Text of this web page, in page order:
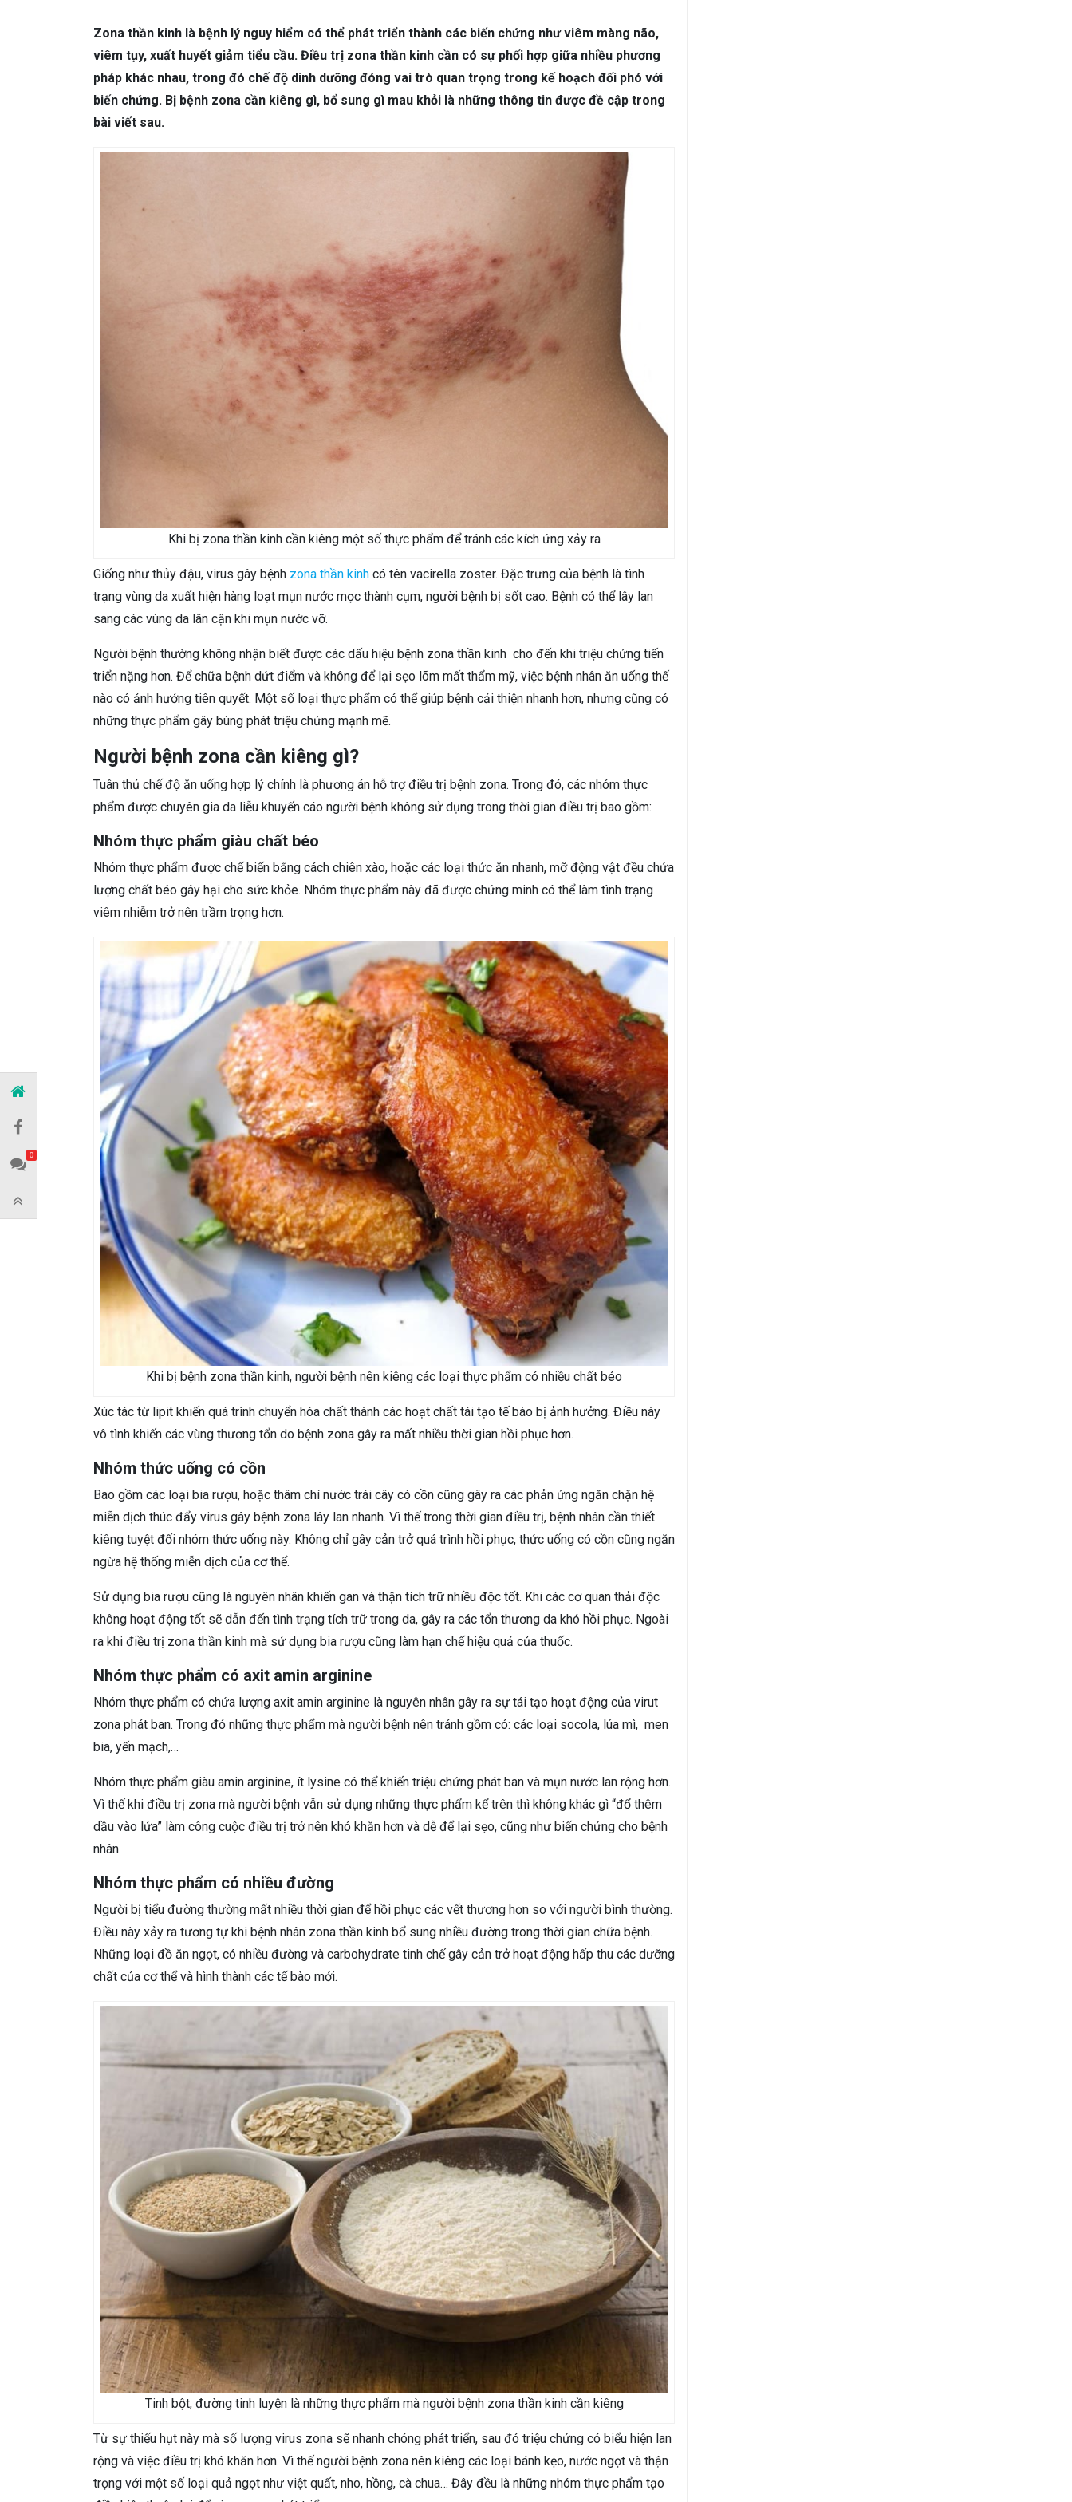
NHA KHOA Viêm Nướu Răng Sâu Răng Viêm Nha Chu Đau Răng Răng Ê Buốt
Zona thần kinh là bệnh lý nguy hiểm có thể phát triển thành các biến chứng như viêm màng não,
viêm tụy, xuất huyết giảm tiểu cầu. Điều trị zona thần kinh cần có sự phối hợp giữa nhiều phương
pháp khác nhau, trong đó chế độ dinh dưỡng đóng vai trò quan trọng trong kế hoạch đối phó với
biến chứng. Bị bệnh zona cần kiêng gì, bổ sung gì mau khỏi là những thông tin được đề cập trong
bài viết sau.
Khi bị zona thần kinh cần kiêng một số thực phẩm để tránh các kích ứng xảy ra
Giống như thủy đậu, virus gây bệnh zona thần kinh có tên vacirella zoster. Đặc trưng của bệnh là tình
trạng vùng da xuất hiện hàng loạt mụn nước mọc thành cụm, người bệnh bị sốt cao. Bệnh có thể lây lan
sang các vùng da lân cận khi mụn nước vỡ.
Người bệnh thường không nhận biết được các dấu hiệu bệnh zona thần kinh cho đến khi triệu chứng tiến
triển nặng hơn. Để chữa bệnh dứt điểm và không để lại sẹo lõm mất thẩm mỹ, việc bệnh nhân ăn uống thế
nào có ảnh hưởng tiên quyết. Một số loại thực phẩm có thể giúp bệnh cải thiện nhanh hơn, nhưng cũng có
những thực phẩm gây bùng phát triệu chứng mạnh mẽ.
Người bệnh zona cần kiêng gì?
Tuân thủ chế độ ăn uống hợp lý chính là phương án hỗ trợ điều trị bệnh zona. Trong đó, các nhóm thực
phẩm được chuyên gia da liễu khuyến cáo người bệnh không sử dụng trong thời gian điều trị bao gồm:
Nhóm thực phẩm giàu chất béo
Nhóm thực phẩm được chế biến bằng cách chiên xào, hoặc các loại thức ăn nhanh, mỡ động vật đều chứa
lượng chất béo gây hại cho sức khỏe. Nhóm thực phẩm này đã được chứng minh có thể làm tình trạng
viêm nhiễm trở nên trầm trọng hơn.
Khi bị bệnh zona thần kinh, người bệnh nên kiêng các loại thực phẩm có nhiều chất béo
Xúc tác từ lipit khiến quá trình chuyển hóa chất thành các hoạt chất tái tạo tế bào bị ảnh hưởng. Điều này
vô tình khiến các vùng thương tổn do bệnh zona gây ra mất nhiều thời gian hồi phục hơn.
Nhóm thức uống có cồn
Bao gồm các loại bia rượu, hoặc thâm chí nước trái cây có cồn cũng gây ra các phản ứng ngăn chặn hệ
miễn dịch thúc đẩy virus gây bệnh zona lây lan nhanh. Vì thế trong thời gian điều trị, bệnh nhân cần thiết
kiêng tuyệt đối nhóm thức uống này. Không chỉ gây cản trở quá trình hồi phục, thức uống có cồn cũng ngăn
ngừa hệ thống miễn dịch của cơ thể.
Sử dụng bia rượu cũng là nguyên nhân khiến gan và thận tích trữ nhiều độc tốt. Khi các cơ quan thải độc
không hoạt động tốt sẽ dẫn đến tình trạng tích trữ trong da, gây ra các tổn thương da khó hồi phục. Ngoài
ra khi điều trị zona thần kinh mà sử dụng bia rượu cũng làm hạn chế hiệu quả của thuốc.
Nhóm thực phẩm có axit amin arginine
Nhóm thực phẩm có chứa lượng axit amin arginine là nguyên nhân gây ra sự tái tạo hoạt động của virut
zona phát ban. Trong đó những thực phẩm mà người bệnh nên tránh gồm có: các loại socola, lúa mì, men
bia, yến mạch,…
Nhóm thực phẩm giàu amin arginine, ít lysine có thể khiến triệu chứng phát ban và mụn nước lan rộng hơn.
Vì thế khi điều trị zona mà người bệnh vẫn sử dụng những thực phẩm kể trên thì không khác gì “đổ thêm
dầu vào lửa” làm công cuộc điều trị trở nên khó khăn hơn và dễ để lại sẹo, cũng như biến chứng cho bệnh
nhân.
Nhóm thực phẩm có nhiều đường
Người bị tiểu đường thường mất nhiều thời gian để hồi phục các vết thương hơn so với người bình thường.
Điều này xảy ra tương tự khi bệnh nhân zona thần kinh bổ sung nhiều đường trong thời gian chữa bệnh.
Những loại đồ ăn ngọt, có nhiều đường và carbohydrate tinh chế gây cản trở hoạt động hấp thu các dưỡng
chất của cơ thể và hình thành các tế bào mới.
Tinh bột, đường tinh luyện là những thực phẩm mà người bệnh zona thần kinh cần kiêng
Từ sự thiếu hụt này mà số lượng virus zona sẽ nhanh chóng phát triển, sau đó triệu chứng có biểu hiện lan
rộng và việc điều trị khó khăn hơn. Vì thế người bệnh zona nên kiêng các loại bánh kẹo, nước ngọt và thận
trọng với một số loại quả ngọt như việt quất, nho, hồng, cà chua… Đây đều là những nhóm thực phẩm tạo
0